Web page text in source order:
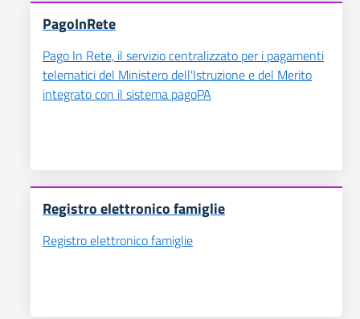
PagoInRete
Pago In Rete, il servizio centralizzato per i pagamenti
telematici del Ministero dell'Istruzione e del Merito
integrato con il sistema pagoPA
Registro elettronico famiglie
Registro elettronico famiglie